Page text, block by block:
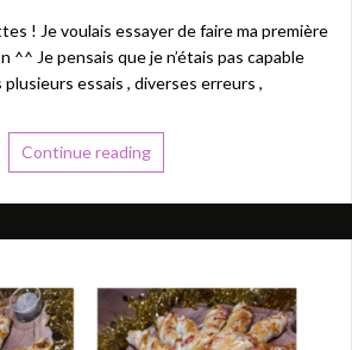
! Je voulais essayer de faire ma première
^^ Je pensais que je n’étais pas capable
plusieurs essais , diverses erreurs ,
Continue reading